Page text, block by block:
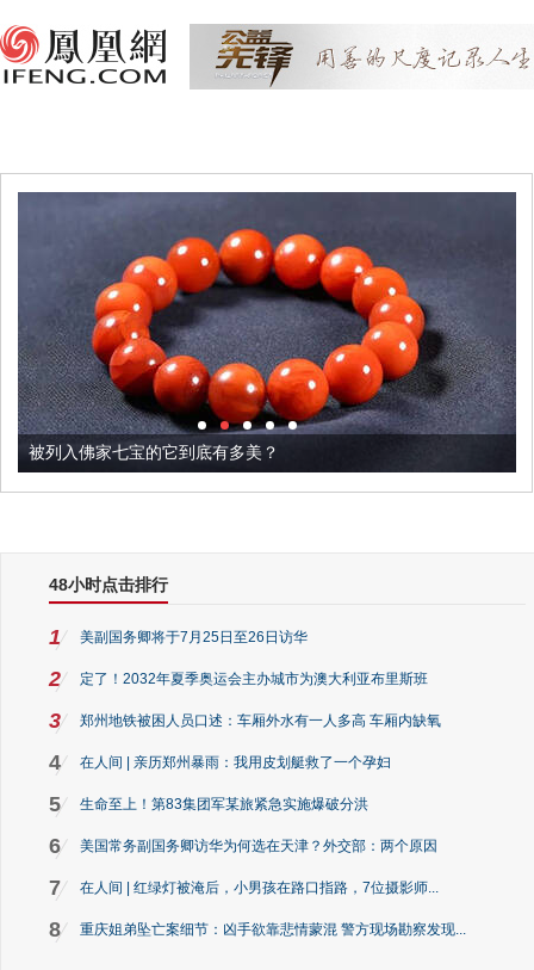
被列入佛家七宝的它到底有多美？
48小时点击排行
1 美副国务卿将于7月25日至26日访华
2 定了！2032年夏季奥运会主办城市为澳大利亚布里斯班
3 郑州地铁被困人员口述：车厢外水有一人多高 车厢内缺氧
4 在人间 | 亲历郑州暴雨：我用皮划艇救了一个孕妇
5 生命至上！第83集团军某旅紧急实施爆破分洪
6 美国常务副国务卿访华为何选在天津？外交部：两个原因
7 在人间 | 红绿灯被淹后，小男孩在路口指路，7位摄影师...
8 重庆姐弟坠亡案细节：凶手欲靠悲情蒙混 警方现场勘察发现...